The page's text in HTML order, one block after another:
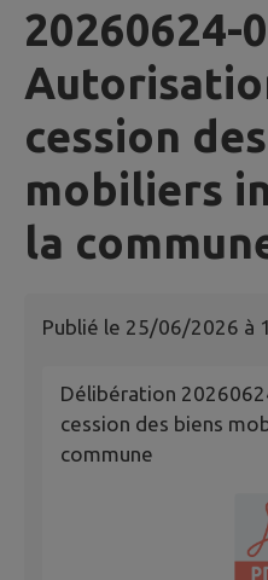
20260624-
cession
mobiliers
la
Publié le 25/06/2026 à
Délibération
cession des biens
commune